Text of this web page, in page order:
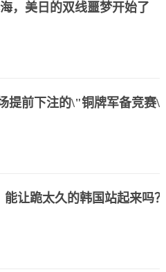
，美日的双线噩梦开始了
提前下注的\"铜牌军备竞赛\"
让跪太久的韩国站起来吗？